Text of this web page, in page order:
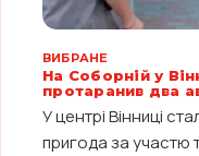
ВИБРАНЕ
На Соборній у
протаранив два
У центрі Вінниці
пригода за участю